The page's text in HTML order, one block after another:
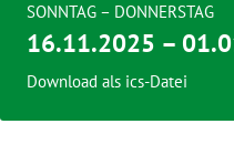
SONNTAG – DONNERSTAG
16.11.2025 –
Download als ics-Datei